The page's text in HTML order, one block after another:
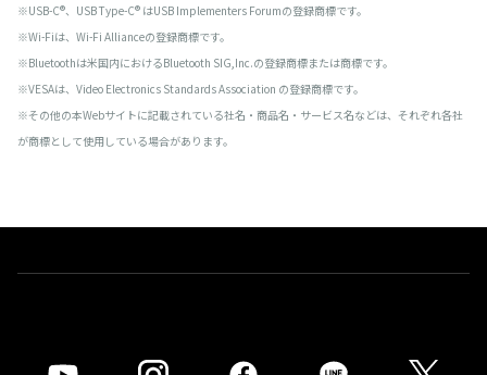
※USB-C®、USB Type-C® はUSB Implementers Forumの登録商標です。
※Wi-Fiは、Wi-Fi Allianceの登録商標です。
※Bluetoothは米国内におけるBluetooth SIG,Inc.の登録商標または商標です。
※VESAは、Video Electronics Standards Association の登録商標です。
※その他の本Webサイトに記載されている社名・商品名・サービス名などは、それぞれ各社
が商標として使用している場合があります。